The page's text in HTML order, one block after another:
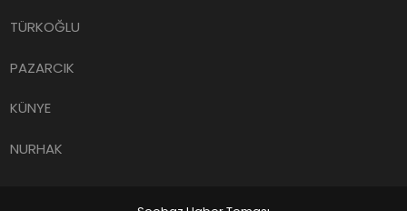
TÜRKOĞLU
PAZARCIK
KÜNYE
NURHAK